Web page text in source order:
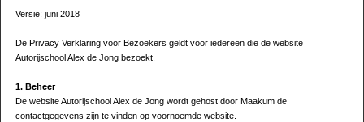
Versie: juni 2018
De Privacy Verklaring voor Bezoekers geldt voor iedereen die de website
Autorijschool Alex de Jong bezoekt.
1. Beheer
De website Autorijschool Alex de Jong wordt gehost door Maakum de
contactgegevens zijn te vinden op voornoemde website.